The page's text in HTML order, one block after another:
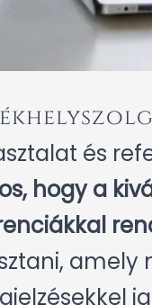
és
hogy a
amely